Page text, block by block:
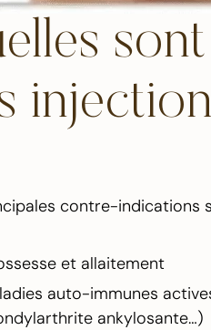
contre-indications
et allaitement
auto-immunes
ankylosante…)